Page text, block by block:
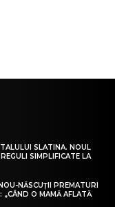
SLATINA. NOUL
SIMPLIFICATE LA
NĂSCUȚII PREMATURI
„CÂND O MAMĂ AFLATĂ